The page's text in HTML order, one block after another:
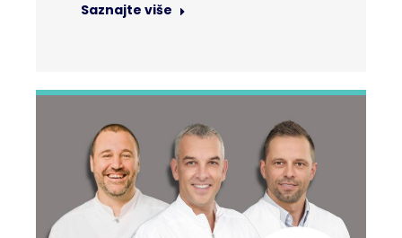
Saznajte više